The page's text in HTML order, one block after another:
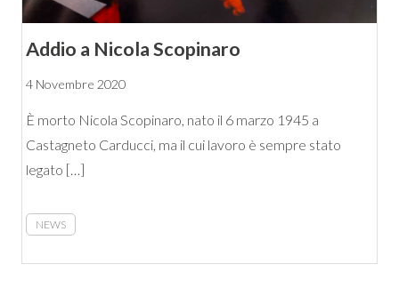
Addio a Nicola Scopinaro
4 Novembre 2020
È morto Nicola Scopinaro, nato il 6 marzo 1945 a
Castagneto Carducci, ma il cui lavoro è sempre stato
legato […]
NEWS